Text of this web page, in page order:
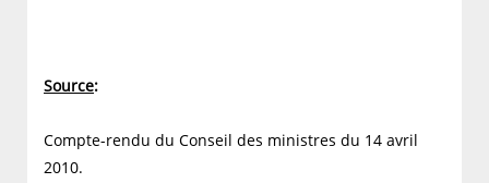
Source:
Compte-rendu du Conseil des ministres du 14 avril
2010.